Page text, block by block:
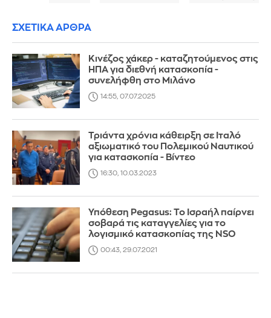
ΣΧΕΤΙΚΑ ΑΡΘΡΑ
Κινέζος χάκερ - καταζητούμενος στις
ΗΠΑ για διεθνή κατασκοπία -
συνελήφθη στο Μιλάνο
14:55, 07.07.2025
Τριάντα χρόνια κάθειρξη σε Ιταλό
αξιωματικό του Πολεμικού Ναυτικού
για κατασκοπία - Βίντεο
16:30, 10.03.2023
Υπόθεση Pegasus: Το Ισραήλ παίρνει
σοβαρά τις καταγγελίες για το
λογισμικό κατασκοπίας της NSO
00:43, 29.07.2021